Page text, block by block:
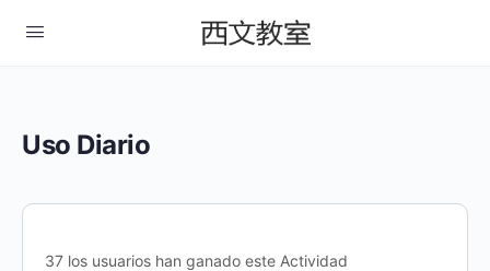
Uso Diario
37 los usuarios han ganado este Actividad